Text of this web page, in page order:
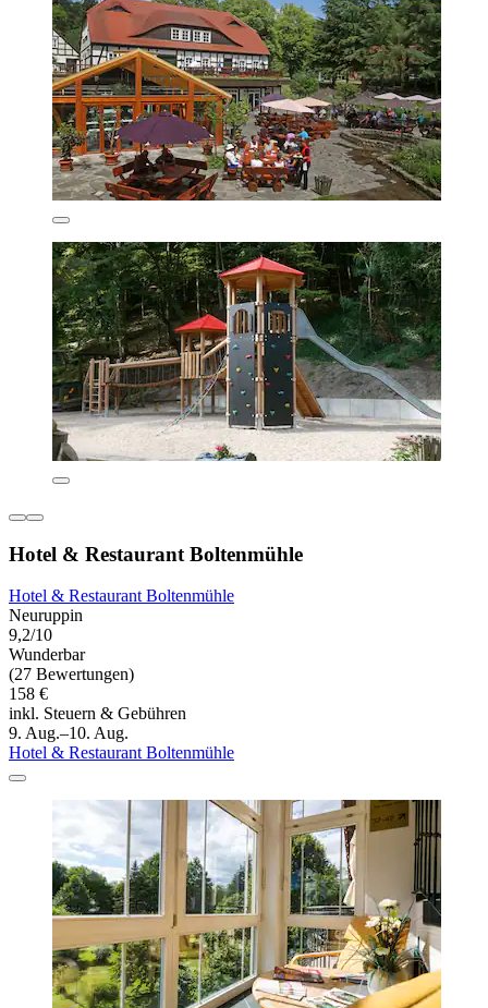
Hotel & Restaurant Boltenmühle
Hotel & Restaurant Boltenmühle
Neuruppin
9,2/10
Wunderbar
(27 Bewertungen)
158 €
inkl. Steuern & Gebühren
9. Aug.–10. Aug.
Hotel & Restaurant Boltenmühle